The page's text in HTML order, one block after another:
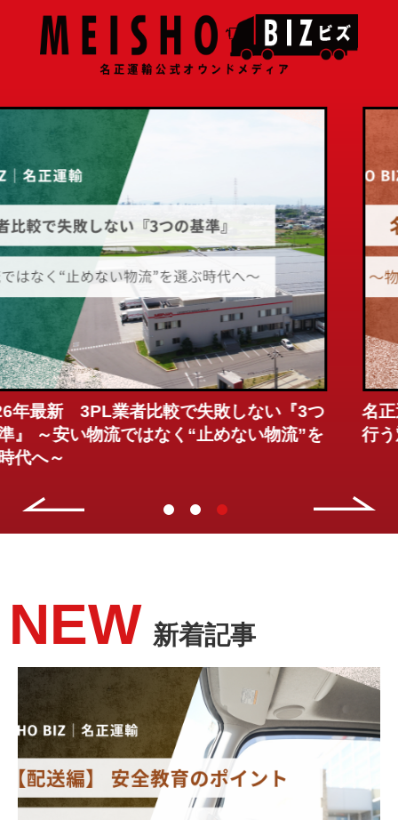
名正運輸の熱中症対策5選～物流企業が実際に
行う対策とは～
NEW 新着記事